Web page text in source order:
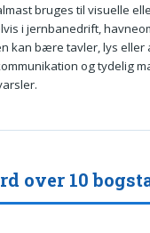
bruges til visuelle
i jernbanedrift,
kan bære tavler, lys eller
og tydelig
over 10